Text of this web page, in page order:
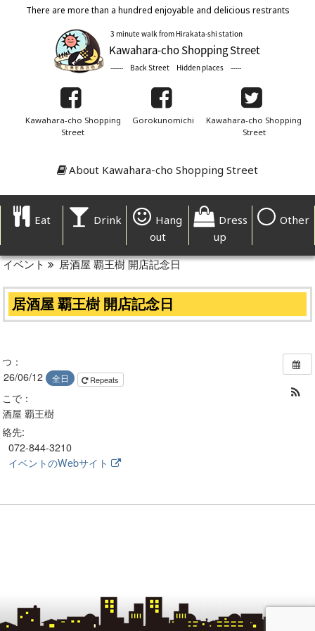
There are more than a hundred enjoyable and delicious restrants
Kawahara-cho Shopping
Street
Gorokunomichi
Kawahara-cho Shopping
Street
About Kawahara-cho Shopping Street
Eat Drink
Hang
out
Dress
up
Other
イベント 居酒屋 覇王樹 開店記念日
居酒屋 覇王樹 開店記念日
：
06/12 全日 Repeats
で：
酒屋 覇王樹
先:
072-844-3210
イベントのWebサイト